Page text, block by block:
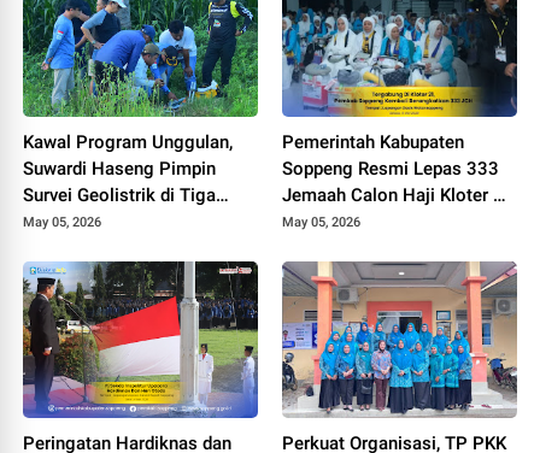
Kawal Program Unggulan,
Suwardi Haseng Pimpin
Survei Geolistrik di Tiga
Kecamatan
May 05, 2026
Pemerintah Kabupaten
Soppeng Resmi Lepas 333
Jemaah Calon Haji Kloter 21
ke Tanah Suci
May 05, 2026
Peringatan Hardiknas dan
Perkuat Organisasi, TP PKK